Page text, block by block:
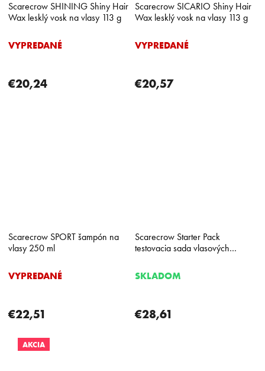
Scarecrow SHINING Shiny Hair
Wax lesklý vosk na vlasy 113 g
VYPREDANÉ
€20,24
Scarecrow SICARIO Shiny Hair
Wax lesklý vosk na vlasy 113 g
VYPREDANÉ
€20,57
Scarecrow SPORT šampón na
vlasy 250 ml
VYPREDANÉ
€22,51
Scarecrow Starter Pack
testovacia sada vlasových
SKLADOM
€28,61
AKCIA